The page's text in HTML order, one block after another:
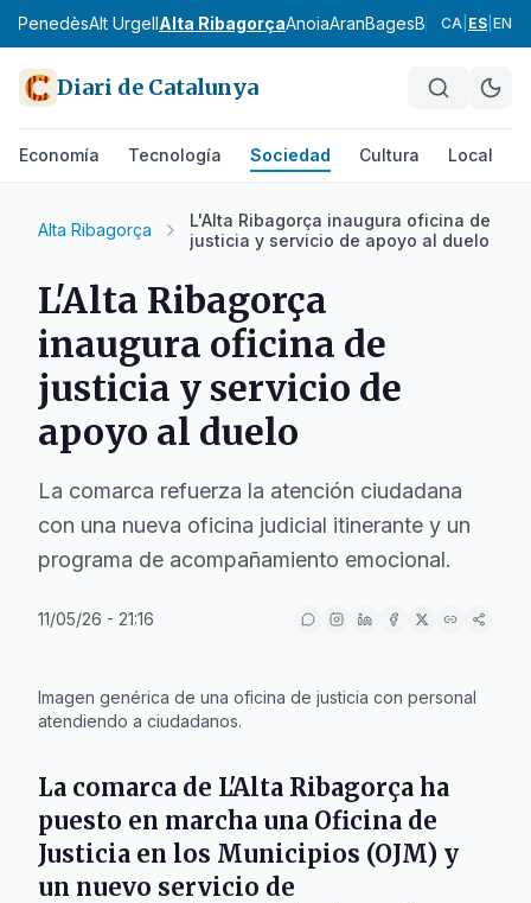
PenedèsAlt UrgellAlta RibagorçaAnoiaAranBagesBaix Camp
CA ES EN
Diari de Catalunya
Economía Tecnología Sociedad Cultura Local
Alta Ribagorça
L'Alta Ribagorça inaugura oficina de
justicia y servicio de apoyo al duelo
L'Alta Ribagorça
inaugura oficina de
justicia y servicio de
apoyo al duelo
La comarca refuerza la atención ciudadana
con una nueva oficina judicial itinerante y un
programa de acompañamiento emocional.
11/05/26 - 21:16
Imagen genérica de una oficina de justicia con personal
atendiendo a ciudadanos.
La comarca de L'Alta Ribagorça ha
puesto en marcha una Oficina de
Justicia en los Municipios (OJM) y
un nuevo servicio de